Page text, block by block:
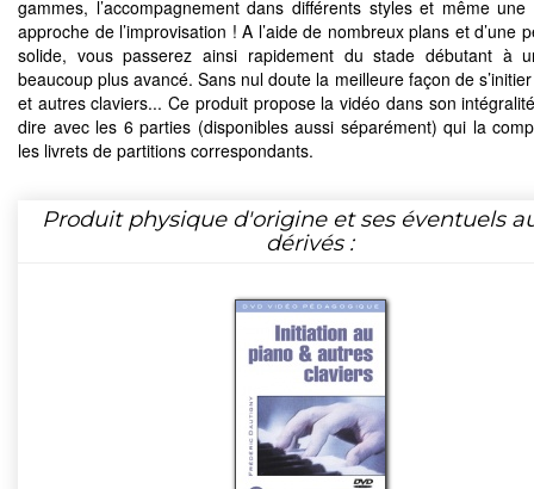
gammes, l’accompagnement dans différents styles et même une
approche de l’improvisation ! A l’aide de nombreux plans et d’une
solide, vous passerez ainsi rapidement du stade débutant à
beaucoup plus avancé. Sans nul doute la meilleure façon de
et autres claviers... Ce produit propose la vidéo dans son
dire avec les 6 parties (disponibles aussi séparément) qui la
les livrets de partitions correspondants.
Produit physique d'origine et ses éventuels
dérivés :